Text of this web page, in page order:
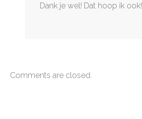
Dank je wel! Dat hoop ik ook!
Comments are closed.